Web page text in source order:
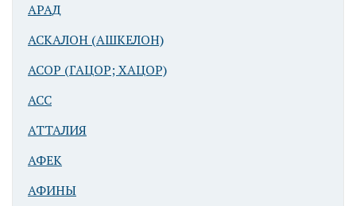
вид на
акрополь с
крепостью
АРАД
АСКАЛОН (АШКЕЛОН)
АСОР (ГАЦОР; ХАЦОР)
АСС
АТТАЛИЯ
АФЕК
АФИНЫ